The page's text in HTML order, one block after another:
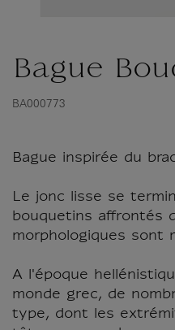
Bague
BA000773
Bague inspirée du
Le jonc lisse se
bouquetins affrontés
morphologiques sont
A l'époque
monde grec, de
type, dont les